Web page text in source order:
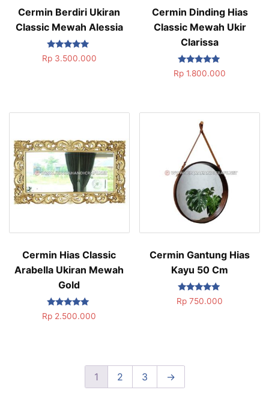
Cermin Berdiri Ukiran
Classic Mewah Alessia
Dinilai
5.00
Rp3.500.000
Cermin Dinding Hias
Classic Mewah Ukir
Clarissa
Dinilai
5.00
Rp 1.800.000
Cermin Hias Classic
Arabella Ukiran Mewah
Gold
Dinilai
5.00
Rp 2.500.000
Cermin Gantung Hias
Kayu 50 Cm
Dinilai
5.00
Rp 750.000
1 2 3 →